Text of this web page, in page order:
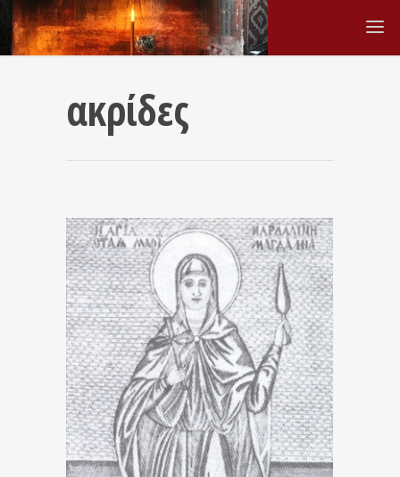
ακρίδες